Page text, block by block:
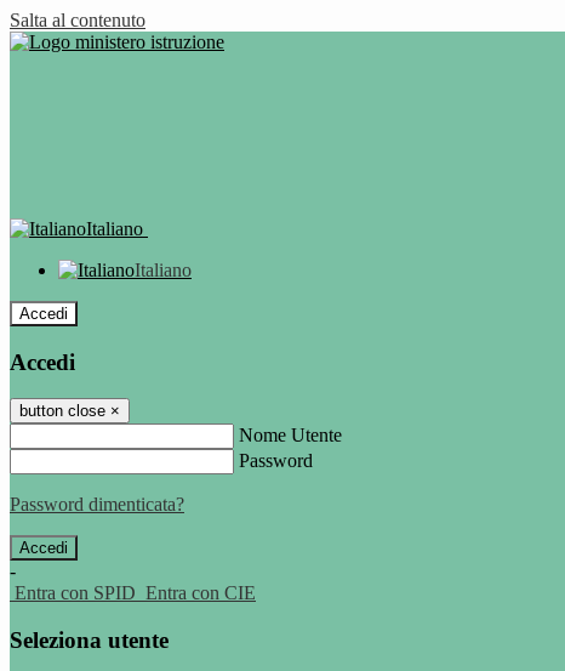
Salta al contenuto
Italiano
Italiano
Accedi
Accedi
button close ×
Nome Utente
Password
Password dimenticata?
-
Entra con SPID Entra con CIE
Seleziona utente